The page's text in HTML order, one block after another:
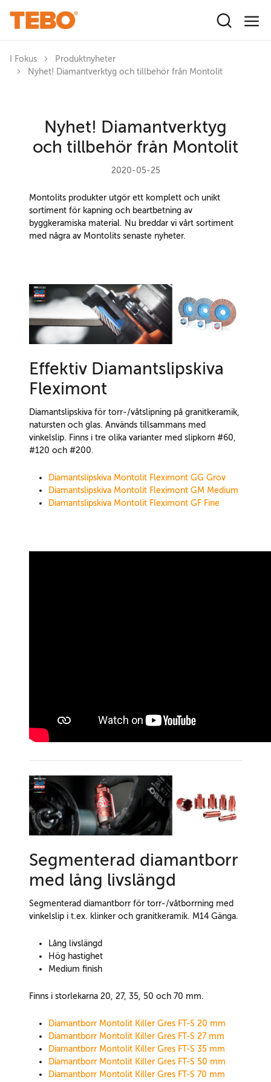
I Fokus
Produktnyheter
Nyhet! Diamantverktyg och tillbehör från Montolit
Nyhet! Diamantverktyg
och tillbehör från Montolit
2020-05-25
Montolits produkter utgör ett komplett och unikt
sortiment för kapning och beartbetning av
byggkeramiska material. Nu breddar vi vårt sortiment
med några av Montolits senaste nyheter.
Effektiv Diamantslipskiva
Fleximont
Diamantslipskiva för torr-/våtslipning på granitkeramik,
natursten och glas. Används tillsammans med
vinkelslip. Finns i tre olika varianter med slipkorn #60,
#120 och #200.
Diamantslipskiva Montolit Fleximont GG Grov
Diamantslipskiva Montolit Fleximont GM Medium
Diamantslipskiva Montolit Fleximont GF Fine
Segmenterad diamantborr
med lång livslängd
Segmenterad diamantborr för torr-/våtborrning med
vinkelslip i t.ex. klinker och granitkeramik. M14 Gänga.
Lång livslängd
Hög hastighet
Medium finish
Finns i storlekarna 20, 27, 35, 50 och 70 mm.
Diamantborr Montolit Killer Gres FT-S 20 mm
Diamantborr Montolit Killer Gres FT-S 27 mm
Diamantborr Montolit Killer Gres FT-S 35 mm
Diamantborr Montolit Killer Gres FT-S 50 mm
Diamantborr Montolit Killer Gres FT-S 70 mm